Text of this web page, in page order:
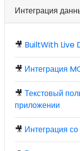
Интеграция
🎥 BuiltWith Live
🎥 Интеграция
🎥 Текстовый
приложении
🎥 Интеграция